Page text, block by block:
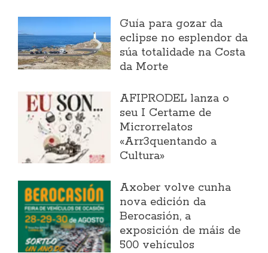
Guía para gozar da
eclipse no esplendor da
súa totalidade na Costa
da Morte
AFIPRODEL lanza o
seu I Certame de
Microrrelatos
«Arr3quentando a
Cultura»
Axober volve cunha
nova edición da
Berocasión, a
exposición de máis de
500 vehículos